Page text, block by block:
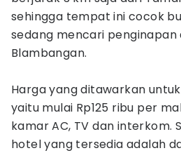
sehingga tempat ini cocok
sedang mencari
Blambangan.
Harga yang ditawarkan
yaitu mulai Rp125 ribu per
kamar AC, TV dan interkom.
hotel yang tersedia adalah